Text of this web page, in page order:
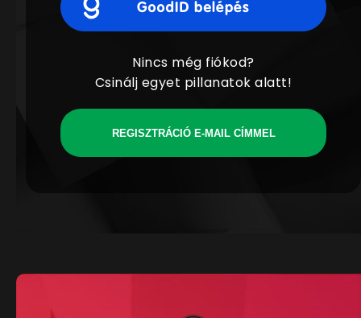
Nincs még fiókod?
Csinálj egyet pillanatok alatt!
REGISZTRÁCIÓ E-MAIL CÍMMEL